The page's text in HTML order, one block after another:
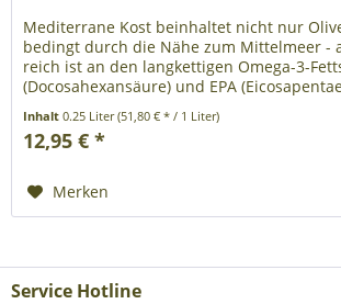
Mediterrane Kost beinhaltet nicht nur
bedingt durch die Nähe zum Mittelmeer -
reich ist an den langkettigen Omega-3-
(Docosahexansäure) und EPA
Inhalt0.25 Liter(51,80 € * / 1 Liter)
12,95 € *
Merken
Service Hotline